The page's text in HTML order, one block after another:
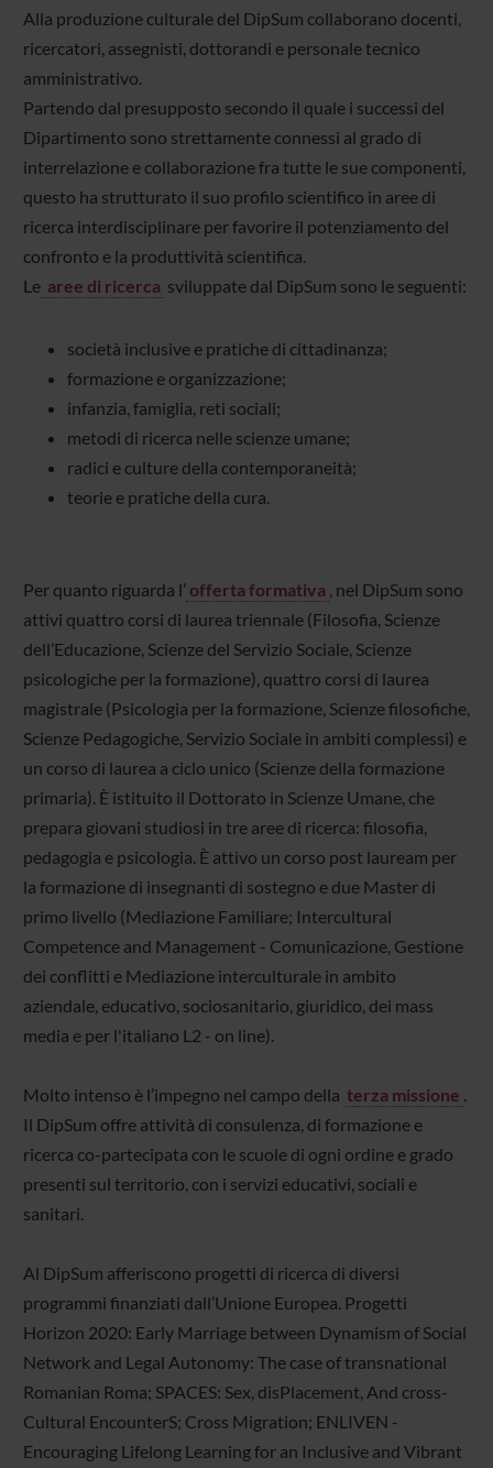
Alla produzione culturale del DipSum collaborano docenti,
ricercatori, assegnisti, dottorandi e personale tecnico
amministrativo.
Partendo dal presupposto secondo il quale i successi del
Dipartimento sono strettamente connessi al grado di
interrelazione e collaborazione fra tutte le sue componenti,
questo ha strutturato il suo profilo scientifico in aree di
ricerca interdisciplinare per favorire il potenziamento del
confronto e la produttività scientifica.
Le aree di ricerca sviluppate dal DipSum sono le seguenti:
società inclusive e pratiche di cittadinanza;
formazione e organizzazione;
infanzia, famiglia, reti sociali;
metodi di ricerca nelle scienze umane;
radici e culture della contemporaneità;
teorie e pratiche della cura.
Per quanto riguarda l’offerta formativa , nel DipSum sono
attivi quattro corsi di laurea triennale (Filosofia, Scienze
dell’Educazione, Scienze del Servizio Sociale, Scienze
psicologiche per la formazione), quattro corsi di laurea
magistrale (Psicologia per la formazione, Scienze filosofiche,
Scienze Pedagogiche, Servizio Sociale in ambiti complessi) e
un corso di laurea a ciclo unico (Scienze della formazione
primaria). È istituito il Dottorato in Scienze Umane, che
prepara giovani studiosi in tre aree di ricerca: filosofia,
pedagogia e psicologia. È attivo un corso post lauream per
la formazione di insegnanti di sostegno e due Master di
primo livello (Mediazione Familiare; Intercultural
Competence and Management - Comunicazione, Gestione
dei conflitti e Mediazione interculturale in ambito
aziendale, educativo, sociosanitario, giuridico, dei mass
media e per l'italiano L2 - on line).
Molto intenso è l’impegno nel campo della terza missione .
Il DipSum offre attività di consulenza, di formazione e
ricerca co-partecipata con le scuole di ogni ordine e grado
presenti sul territorio, con i servizi educativi, sociali e
sanitari.
Al DipSum afferiscono progetti di ricerca di diversi
programmi finanziati dall’Unione Europea. Progetti
Horizon 2020: Early Marriage between Dynamism of Social
Network and Legal Autonomy: The case of transnational
Romanian Roma; SPACES: Sex, disPlacement, And cross-
Cultural EncounterS; Cross Migration; ENLIVEN -
Encouraging Lifelong Learning for an Inclusive and Vibrant